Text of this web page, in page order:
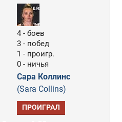
4 - боев
3 - побед
1 - проигр.
0 - ничья
Сара Коллинс
(Sara Collins)
ПРОИГРАЛ